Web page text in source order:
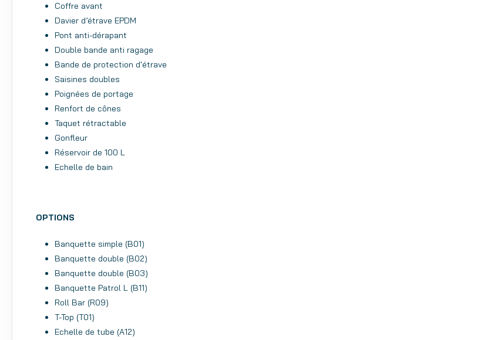
Coffre avant
Davier d’étrave EPDM
Pont anti-dérapant
Double bande anti ragage
Bande de protection d'étrave
Saisines doubles
Poignées de portage
Renfort de cônes
Taquet rétractable
Gonfleur
Réservoir de 100 L
Echelle de bain
OPTIONS
Banquette simple (B01)
Banquette double (B02)
Banquette double (B03)
Banquette Patrol L (B11)
Roll Bar (R09)
T-Top (T01)
Echelle de tube (A12)